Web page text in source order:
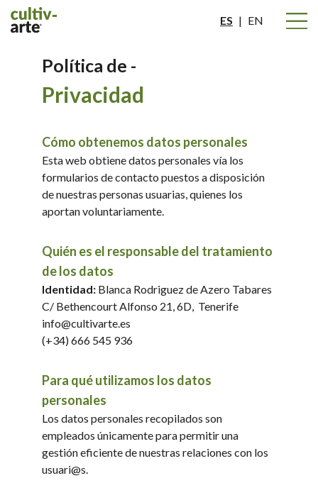
ES | EN
Qué es Cultiv-arte
Política de -
Privacidad
Cómo obtenemos datos personales
Esta web obtiene datos personales vía los
formularios de contacto puestos a disposición
de nuestras personas usuarias, quienes los
aportan voluntariamente.
Quién es el responsable del tratamiento
de los datos
Identidad: Blanca Rodriguez de Azero Tabares
C/ Bethencourt Alfonso 21, 6D, Tenerife
info@cultivarte.es
(+34) 666 545 936
Para qué utilizamos los datos
personales
Los datos personales recopilados son
empleados únicamente para permitir una
gestión eficiente de nuestras relaciones con los
usuari@s.